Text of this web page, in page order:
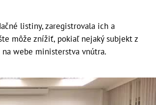
listiny, zaregistrovala ich a
môže znížiť, pokiaľ nejaký subjekt z
webe ministerstva vnútra.